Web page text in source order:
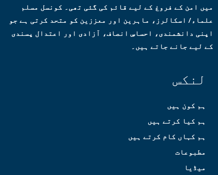
میں امن کے فروغ کے لیے قائم کی گئی تھی۔ کونسل مسلم
علماء/ اسکالرز، ماہرین اور معززین کو متحد کرتی ہے جو
اپنی دانشمندی، احساسِ انصاف، آزادی اور اعتدال پسندی
کے لیے جانے جاتے ہیں۔
لنکس
ہم کون ہیں
ہم کیا کرتے ہیں
ہم کہاں کام کرتے ہیں
مطبوعات
میڈیا